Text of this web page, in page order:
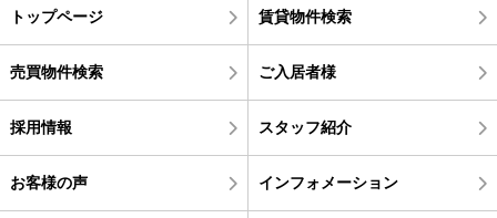
トップページ 賃貸物件検索
売買物件検索 ご入居者様
採用情報 スタッフ紹介
お客様の声 インフォメーション